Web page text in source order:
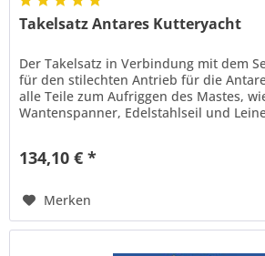
Takelsatz Antares Kutteryacht
Der Takelsatz in Verbindung mit dem
für den stilechten Antrieb für die
alle Teile zum Aufriggen des Mastes,
Wantenspanner, Edelstahlseil und
134,10 € *
Merken